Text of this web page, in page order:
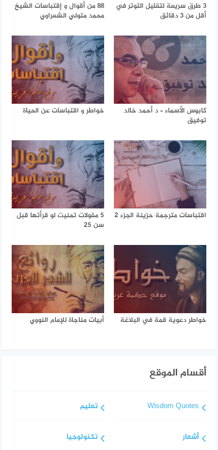
3 طرق سريعة لتقليل التوتر في
أقل من 3 دقائق
88 من أقوال و إقتباسات الشيخ
محمد متولي الشعراوي
كابوس الأسماء – د أحمد خالد
توفيق
خواطر و اقتباسات عن الحياة
اقتباسات مترجمة حزينة الجزء 2
5 مقولات تمنيت لو قرأتها قبل
سن 25
خواطر دعوية قمة في البلاغة أبيات مناجاة للإمام النووي
أقسام الموقع
Wisdom Quotes
أشعار
تعليم
تكنولوجيا